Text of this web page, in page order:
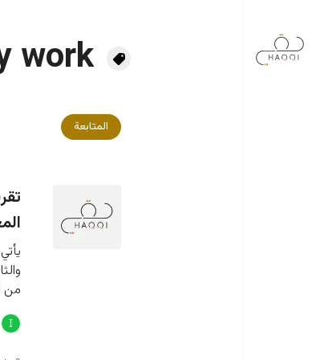
work
المتابعة
من